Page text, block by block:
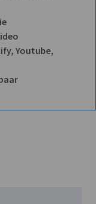
Youtube,